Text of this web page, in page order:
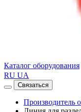
Каталог оборудования
RU UA
Связаться
Производитель